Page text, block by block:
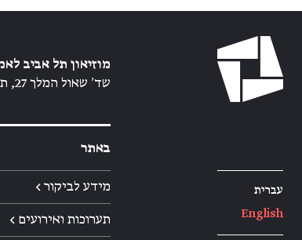
עברית
English
מוזיאון תל אביב
שד׳ שאול המלך 27, תל אביב
באתר
מידע לביקור ←
תערוכות ואירועים ←